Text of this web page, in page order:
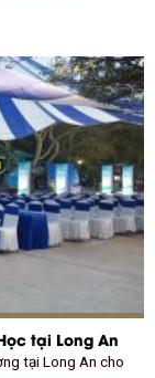
tại Long An
tại Long An cho